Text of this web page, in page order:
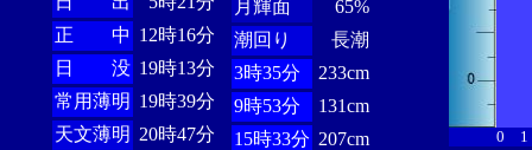
正 中 12時16分
日 没 19時13分
常用薄明 19時39分
天文薄明 20時47分
月輝面
65%
潮回り
長潮
3時35分
233cm
9時53分
131cm
15時33分 207cm
0 1